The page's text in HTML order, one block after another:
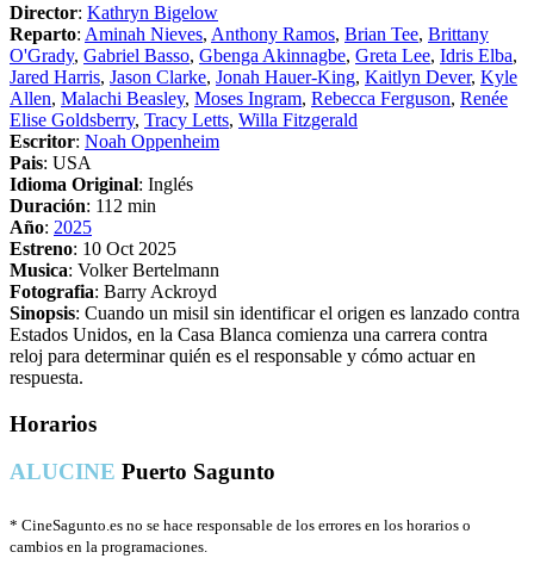
Director: Kathryn Bigelow
Reparto: Aminah Nieves, Anthony Ramos, Brian Tee, Brittany
O'Grady, Gabriel Basso, Gbenga Akinnagbe, Greta Lee, Idris Elba,
Jared Harris, Jason Clarke, Jonah Hauer-King, Kaitlyn Dever, Kyle
Allen, Malachi Beasley, Moses Ingram, Rebecca Ferguson, Renée
Elise Goldsberry, Tracy Letts, Willa Fitzgerald
Escritor: Noah Oppenheim
Pais: USA
Idioma Original: Inglés
Duración: 112 min
Año: 2025
Estreno: 10 Oct 2025
Musica: Volker Bertelmann
Fotografia: Barry Ackroyd
Sinopsis: Cuando un misil sin identificar el origen es lanzado contra
Estados Unidos, en la Casa Blanca comienza una carrera contra
reloj para determinar quién es el responsable y cómo actuar en
respuesta.
Horarios
ALUCINE Puerto Sagunto
* CineSagunto.es no se hace responsable de los errores en los horarios o
cambios en la programaciones.